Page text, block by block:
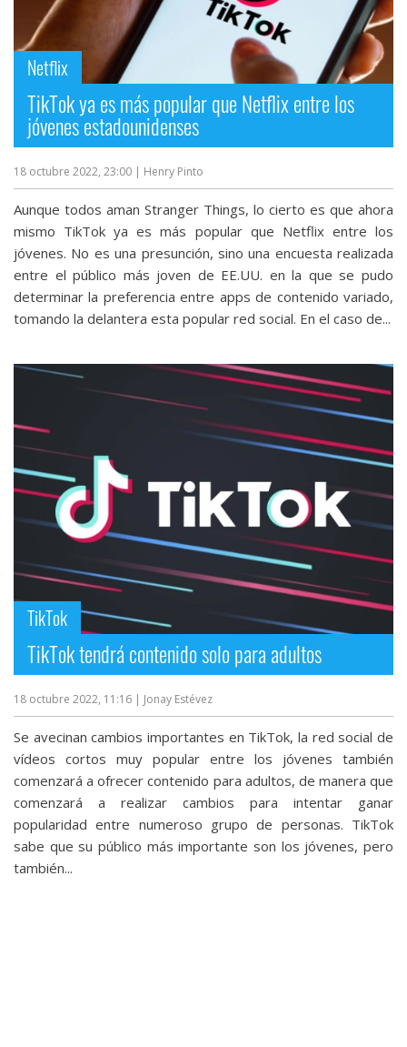
Netflix
TikTok ya es más popular que Netflix entre los
jóvenes estadounidenses
18 octubre 2022, 23:00 | Henry Pinto
Aunque todos aman Stranger Things, lo cierto es que ahora
mismo TikTok ya es más popular que Netflix entre los
jóvenes. No es una presunción, sino una encuesta realizada
entre el público más joven de EE.UU. en la que se pudo
determinar la preferencia entre apps de contenido variado,
tomando la delantera esta popular red social. En el caso de...
TikTok
TikTok tendrá contenido solo para adultos
18 octubre 2022, 11:16 | Jonay Estévez
Se avecinan cambios importantes en TikTok, la red social de
vídeos cortos muy popular entre los jóvenes también
comenzará a ofrecer contenido para adultos, de manera que
comenzará a realizar cambios para intentar ganar
popularidad entre numeroso grupo de personas. TikTok
sabe que su público más importante son los jóvenes, pero
también...